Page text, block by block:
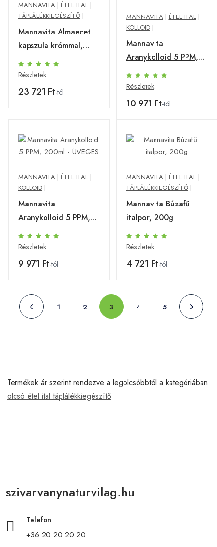
MANNAVITA | ÉTEL ITAL |
TÁPLÁLÉKKIEGÉSZÍTŐ |
Mannavita Almaecet
kapszula krómmal,
120db (3 db)
Részletek
23 721 Ft-tól
MANNAVITA| ÉTEL ITAL|
KOLLOID|
Mannavita
Aranykolloid 5 PPM,
200ml - DOBOZOS +
50 ml pumpás üveg
Részletek
10 971 Ft-tól
MANNAVITA | ÉTEL ITAL |
KOLLOID |
Mannavita
Aranykolloid 5 PPM,
200ml - ÜVEGES
Részletek
9 971 Ft-tól
MANNAVITA| ÉTEL ITAL|
TÁPLÁLÉKKIEGÉSZÍTŐ|
Mannavita Búzafű
italpor, 200g
Részletek
4 721 Ft-tól
1 2 3 4 5
Termékek ár szerint rendezve a legolcsóbbtól a kategóriában
olcsó étel ital táplálékkiegészítő
szivarvanynaturvilag.hu
Telefon
+36 20 20 20 20